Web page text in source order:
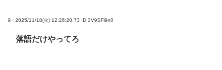
9 : 2025/11/18(火) 12:26:20.73 ID:3V9SFi9n0
落語だけやってろ